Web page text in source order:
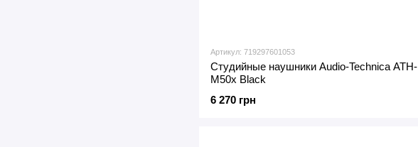
Артикул: 719297601053
Студийные наушники Audio-Technica ATH-
M50x Black
6 270 грн